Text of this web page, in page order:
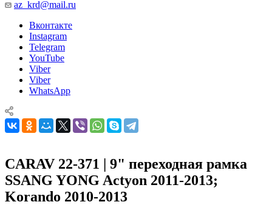
az_krd@mail.ru
Вконтакте
Instagram
Telegram
YouTube
Viber
Viber
WhatsApp
CARAV 22-371 | 9" переходная рамка
SSANG YONG Actyon 2011-2013;
Korando 2010-2013